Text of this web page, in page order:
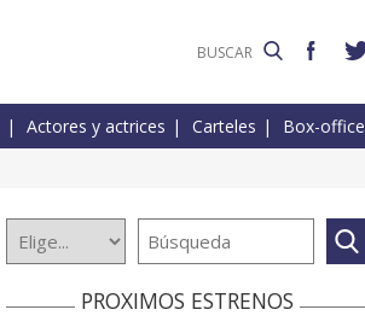
Actores y actrices Carteles Box-office
PROXIMOS ESTRENOS